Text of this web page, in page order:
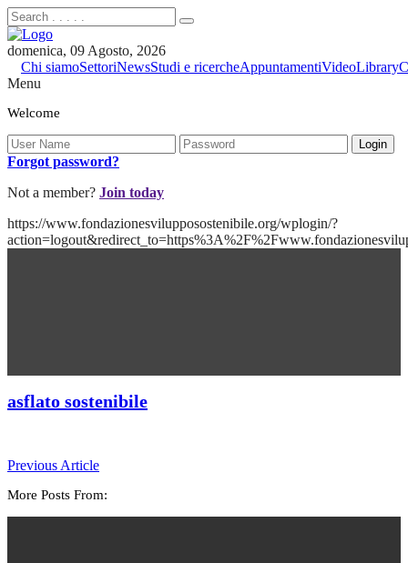
domenica, 09 Agosto, 2026
Chi siamoSettoriNewsStudi e ricercheAppuntamentiVideoLibrary
Menu
Welcome
Forgot password?
Not a member? Join today
https://www.fondazionesvilupposostenibile.org/wplogin/?
asflato sostenibile
Previous Article
More Posts From: